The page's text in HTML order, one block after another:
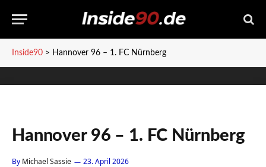
Inside90 > Hannover 96 – 1. FC Nürnberg
Hannover 96 – 1. FC Nürnberg
By Michael Sassie 23. April 2026